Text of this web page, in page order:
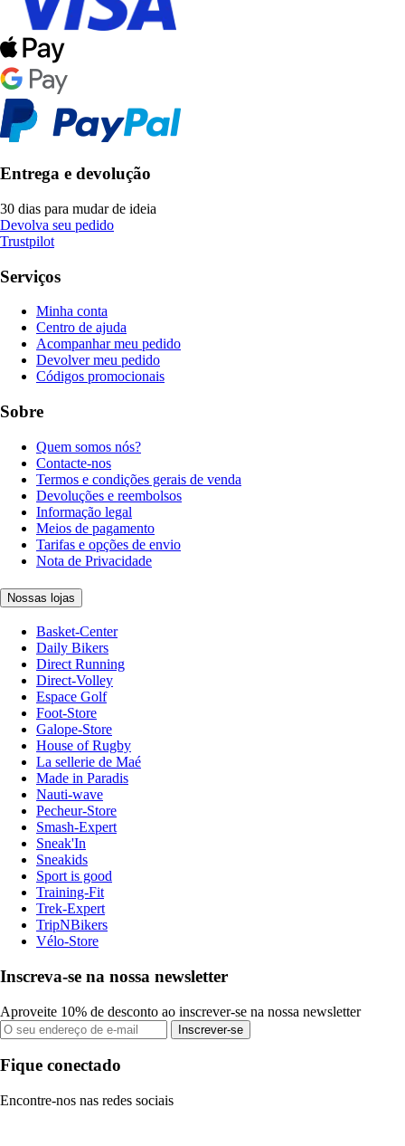
Entrega e devolução
30 dias para mudar de ideia
Devolva seu pedido
Trustpilot
Serviços
Minha conta
Centro de ajuda
Acompanhar meu pedido
Devolver meu pedido
Códigos promocionais
Sobre
Quem somos nós?
Contacte-nos
Termos e condições gerais de venda
Devoluções e reembolsos
Informação legal
Meios de pagamento
Tarifas e opções de envio
Nota de Privacidade
Nossas lojas
Basket-Center
Daily Bikers
Direct Running
Direct-Volley
Espace Golf
Foot-Store
Galope-Store
House of Rugby
La sellerie de Maé
Made in Paradis
Nauti-wave
Pecheur-Store
Smash-Expert
Sneak'In
Sneakids
Sport is good
Training-Fit
Trek-Expert
TripNBikers
Vélo-Store
Inscreva-se na nossa newsletter
Aproveite 10% de desconto ao inscrever-se na nossa newsletter
Inscrever-se
Fique conectado
Encontre-nos nas redes sociais